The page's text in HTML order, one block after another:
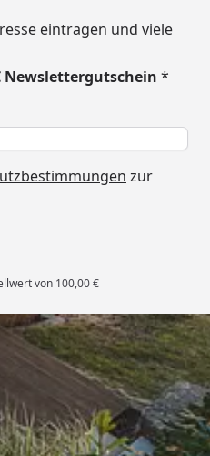
eintragen und viele
Newslettergutschein *
zur
von 100,00 €
Shops
4,64/ 5